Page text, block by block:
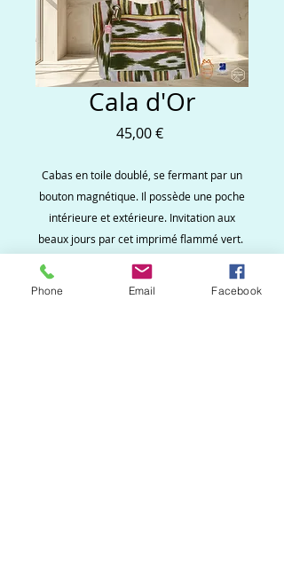
Cala d'Or
45,00 €Prix
Cabas en toile doublé, se fermant par un
bouton magnétique. Il possède une poche
intérieure et extérieure. Invitation aux
beaux jours par cet imprimé flammé vert.
Phone Email Facebook